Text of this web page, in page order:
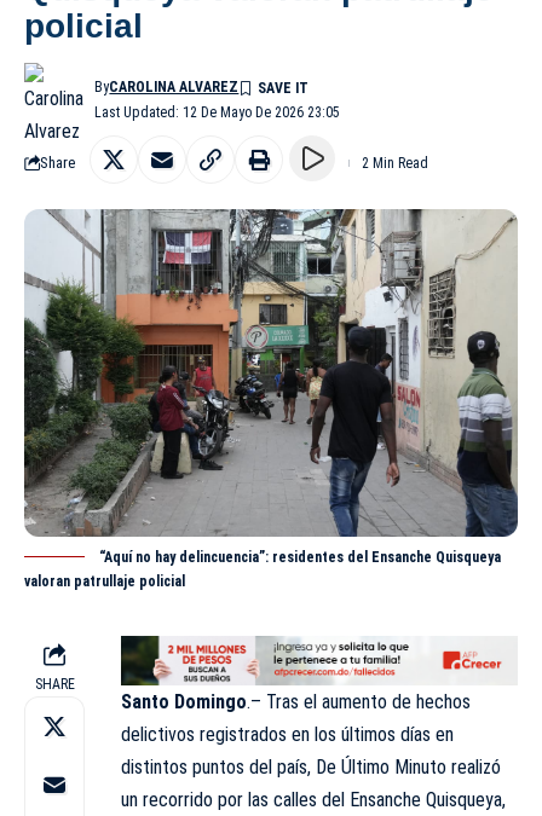
policial
Last Updated: 12 De Mayo De 2026 23:05
ByCAROLINA ALVAREZ
Share 2 Min Read
“Aquí no hay delincuencia”: residentes del Ensanche Quisqueya
valoran patrullaje policial
SHARE
Santo Domingo.– Tras el aumento de hechos
delictivos registrados en los últimos días en
distintos puntos del país, De Último Minuto realizó
un recorrido por las calles del Ensanche Quisqueya,